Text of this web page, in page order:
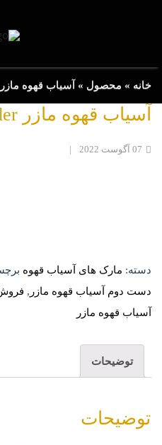
خانه » محصول » آسیاب قهوه مازر Mazzer grinder
آسیاب قهوه مازر Mazzer grinder
07 آگوست 2022
|
دسته: مارک های آسیاب قهوه
دست دوم آسیاب قهوه مازر ,
آسیاب قهوه مازر
توضیحات
توضیحات